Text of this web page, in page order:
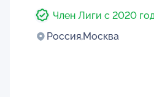
Член Лиги с 2020
Россия,Москва